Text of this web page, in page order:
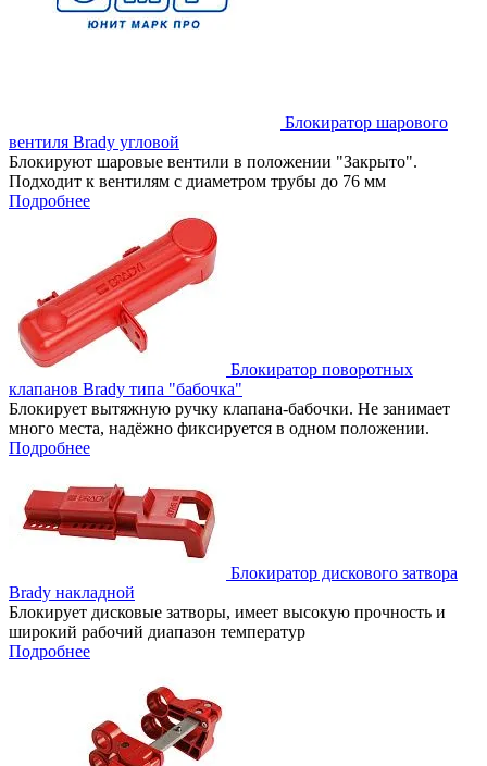
Блокиратор шарового
вентиля Brady угловой
Блокируют шаровые вентили в положении "Закрыто".
Подходит к вентилям с диаметром трубы до 76 мм
Подробнее
Блокиратор поворотных
клапанов Brady типа "бабочка"
Блокирует вытяжную ручку клапана-бабочки. Не занимает
много места, надёжно фиксируется в одном положении.
Подробнее
Блокиратор дискового затвора
Brady накладной
Блокирует дисковые затворы, имеет высокую прочность и
широкий рабочий диапазон температур
Подробнее